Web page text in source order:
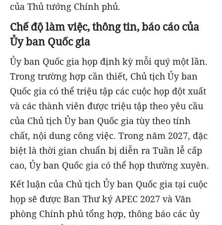
của Thủ tướng Chính phủ.
Chế độ làm việc, thông tin, báo cáo của
Ủy ban Quốc gia
Ủy ban Quốc gia họp định kỳ mỗi quý một lần.
Trong trường hợp cần thiết, Chủ tịch Ủy ban
Quốc gia có thể triệu tập các cuộc họp đột xuất
và các thành viên được triệu tập theo yêu cầu
của Chủ tịch Ủy ban Quốc gia tùy theo tính
chất, nội dung công việc. Trong năm 2027, đặc
biệt là thời gian chuẩn bị diễn ra Tuần lễ cấp
cao, Ủy ban Quốc gia có thể họp thường xuyên.
Kết luận của Chủ tịch Ủy ban Quốc gia tại cuộc
họp sẽ được Ban Thư ký APEC 2027 và Văn
phòng Chính phủ tổng hợp, thông báo các ủy